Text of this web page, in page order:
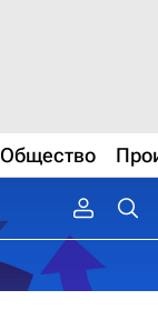
Общество